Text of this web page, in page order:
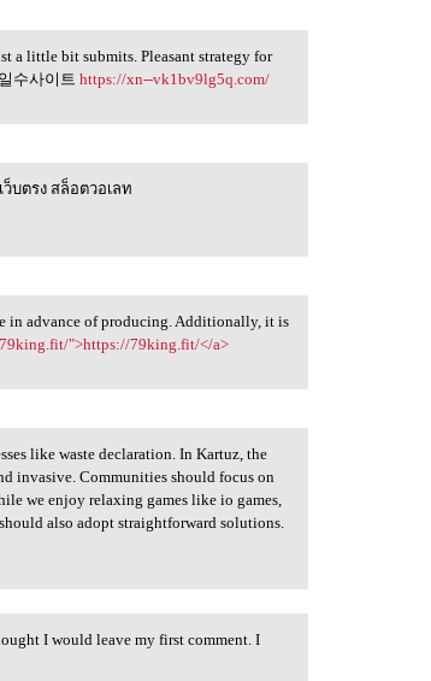
a little bit submits. Pleasant strategy for
일수사이트https://xn--vk1bv9lg5q.com/
บตรง สล็อตวอเลท
in advance of producing. Additionally, it is
">https://79king.fit/</a>
like waste declaration. In Kartuz, the
invasive. Communities should focus on
we enjoy relaxing games like io games,
also adopt straightforward solutions.
I would leave my first comment. I